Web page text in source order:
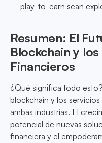
play-to-earn sean
Resumen: El
Blockchain y
Financieros
¿Qué significa todo
blockchain y los
ambas industrias. El
potencial de nuevas
financiera y el